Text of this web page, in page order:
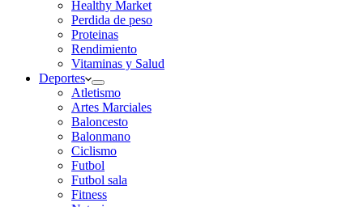
Healthy Market
Perdida de peso
Proteinas
Rendimiento
Vitaminas y Salud
Deportes
Atletismo
Artes Marciales
Baloncesto
Balonmano
Ciclismo
Futbol
Futbol sala
Fitness